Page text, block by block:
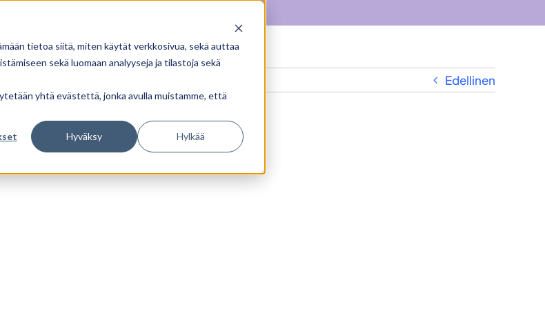
tietoa siitä, miten käytät verkkosivua, sekä auttaa
sekä luomaan analyyseja ja tilastoja sekä
yhtä evästettä, jonka avulla muistamme, että
Hyväksy Hylkää
Edellinen